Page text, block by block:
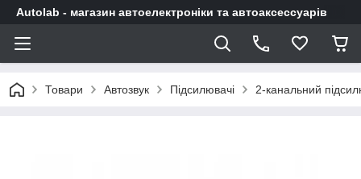
Autolab - магазин автоелектроніки та автоаксессуарів
Товари Автозвук Підсилювачі 2-канальний